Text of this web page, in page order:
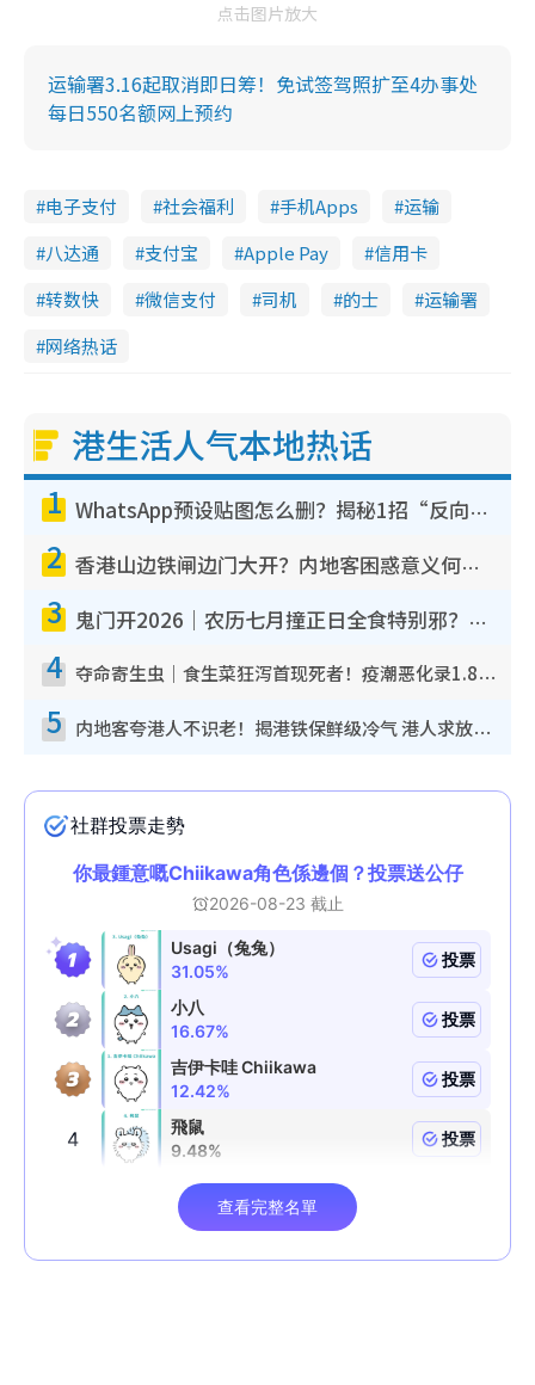
点击图片放大
运输署3.16起取消即日筹！免试签驾照扩至4办事处
每日550名额网上预约
电子支付 社会福利 手机Apps
运输
八达通
支付宝 Apple Pay
信用卡
转数快
微信支付 司机 的士
运输署
网络热话
港生活人气本地热话
1 WhatsApp预设贴图怎么删？揭秘1招“反向操作”还原简洁界面 附3步实测教程
2 香港山边铁闸边门大开？内地客困惑意义何在！网友神回复：这种叫法理性防御
3 鬼门开2026｜农历七月撞正日全食特别邪？专家警告切忌做一事！揭4大禁忌+2招保平安
4 夺命寄生虫｜食生菜狂泻首现死者！疫潮恶化录1.8万宗病例 揭洗菜3大谬误
5 内地客夸港人不识老！揭港铁保鲜级冷气 港人求放过：别投诉